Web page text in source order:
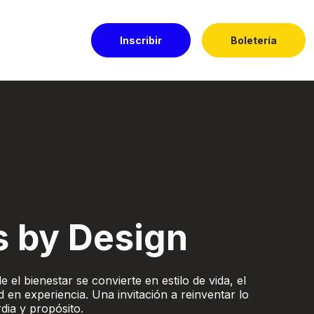
Inscribir Boletería
by Design
el bienestar se convierte en estilo de vida, el
en experiencia. Una invitación a reinventar lo
y propósito.